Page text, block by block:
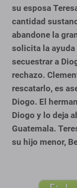
su esposa
cantidad
abandone la
solicita la ayuda
secuestrar a
rechazo.
rescatarlo, es
Diogo. El
Diogo y lo deja
Guatemala.
su hijo menor,